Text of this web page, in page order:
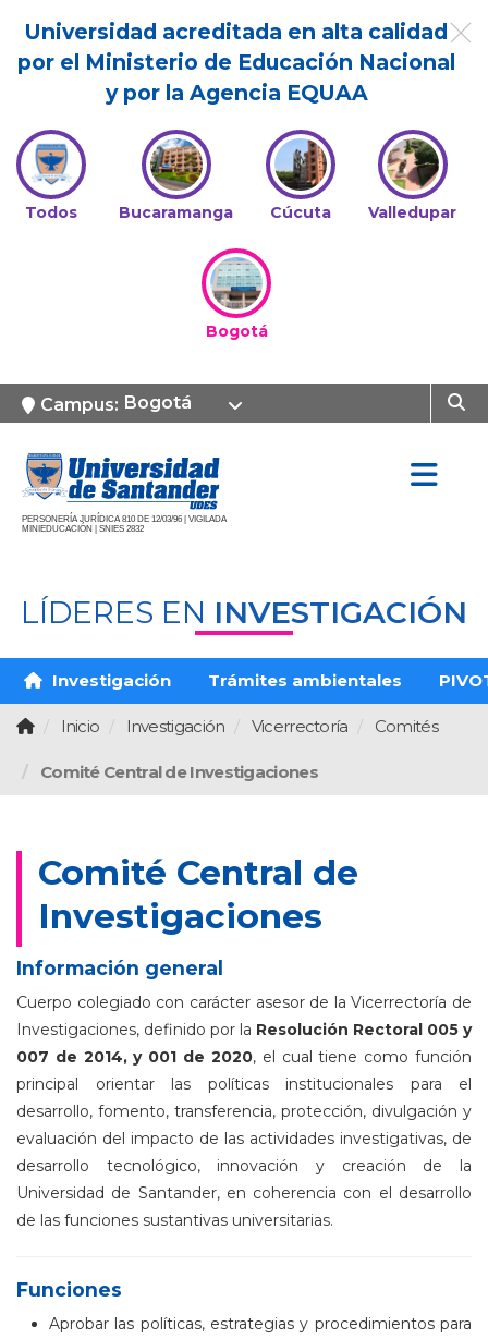
Universidad acreditada en alta calidad
por el Ministerio de Educación Nacional
y por la Agencia EQUAA
Todos Bucaramanga Cúcuta Valledupar
Bogotá
Campus: Bogotá
PERSONERÍA JURÍDICA 810 DE 12/03/96 | VIGILADA
MINIEDUCACIÓN | SNIES 2832
LÍDERES EN INVESTIGACIÓN
Investigación Trámites ambientales
Inicio Investigación Vicerrectoría Comités
Comité Central de Investigaciones
Comité Central de
Investigaciones
Información general
Cuerpo colegiado con carácter asesor de la Vicerrectoría de
Investigaciones, definido por la Resolución Rectoral 005 y
007 de 2014, y 001 de 2020, el cual tiene como función
principal orientar las políticas institucionales para el
desarrollo, fomento, transferencia, protección, divulgación y
evaluación del impacto de las actividades investigativas, de
desarrollo tecnológico, innovación y creación de la
Universidad de Santander, en coherencia con el desarrollo
de las funciones sustantivas universitarias.
Funciones
Aprobar las políticas, estrategias y procedimientos para